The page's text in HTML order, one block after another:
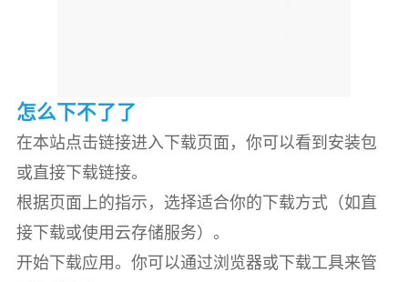
怎么下不了了
在本站点击链接进入下载页面，你可以看到安装包
或直接下载链接。
根据页面上的指示，选择适合你的下载方式（如直
接下载或使用云存储服务）。
开始下载应用。你可以通过浏览器或下载工具来管